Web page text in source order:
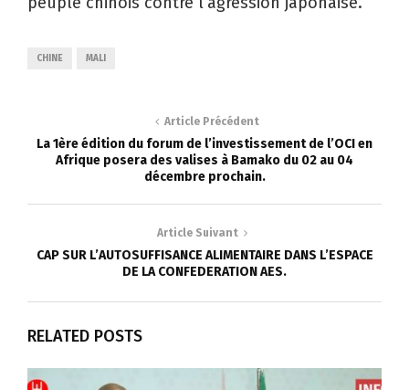
CHINE MALI
Article Précédent
La 1ère édition du forum de l’investissement de l’OCI en
Afrique posera des valises à Bamako du 02 au 04
décembre prochain.
Article Suivant
CAP SUR L’AUTOSUFFISANCE ALIMENTAIRE DANS L’ESPACE
DE LA CONFEDERATION AES.
RELATED POSTS